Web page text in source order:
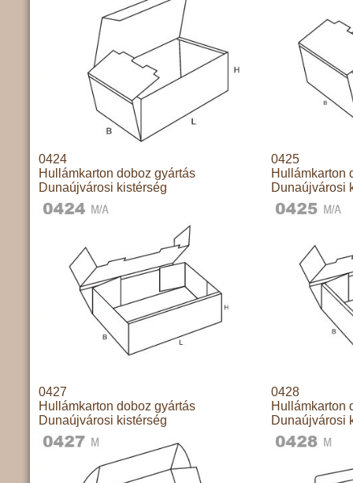
0424
Hullámkarton doboz gyártás
Dunaújvárosi kistérség
0425
Hullámkarton
Dunaújvárosi
0427
Hullámkarton doboz gyártás
Dunaújvárosi kistérség
0428
Hullámkarton
Dunaújvárosi